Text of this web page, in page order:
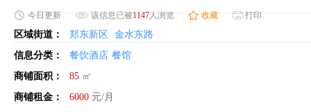
今日 更新 该信息已被1147人浏览 收藏 打印
区域街道： 郑东新区
金水东路
信息分类：
餐饮酒店 餐馆
商铺面积：
85 ㎡
商铺租金：
6000 元/月